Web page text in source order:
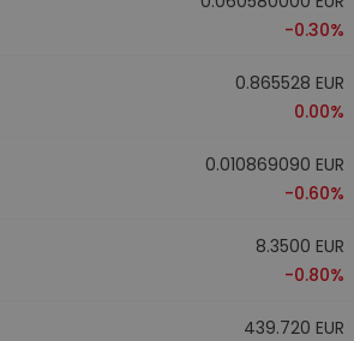
-0.30%
0.865528 EUR
0.00%
0.010869090 EUR
-0.60%
8.3500 EUR
-0.80%
439.720 EUR